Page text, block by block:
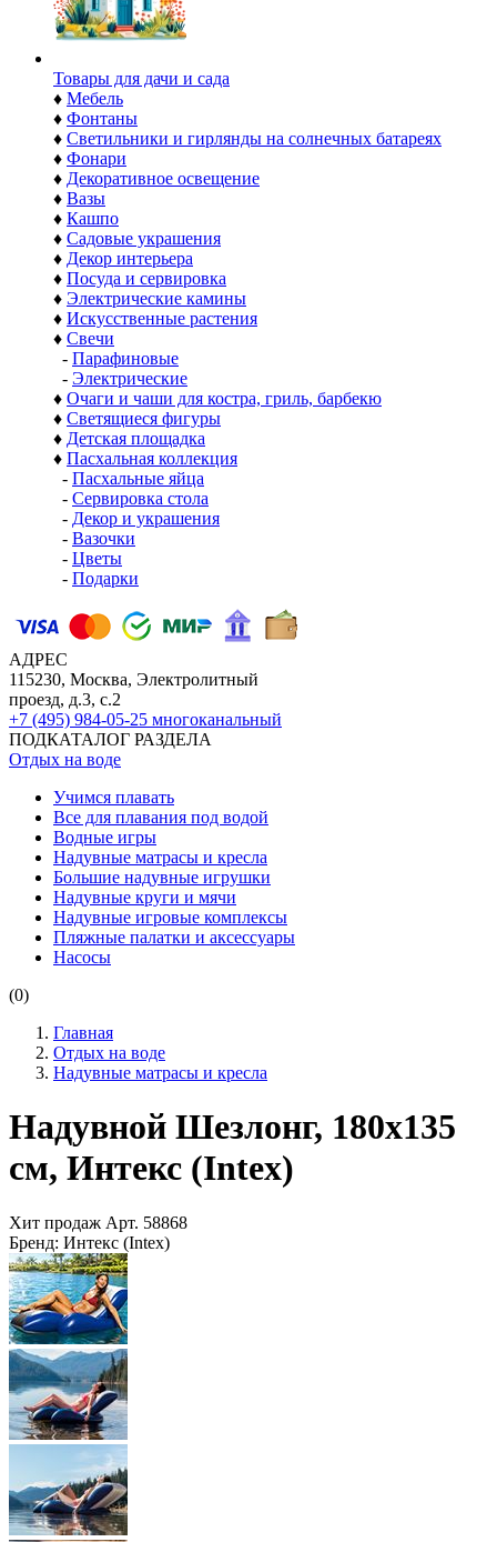
Товары для дачи и сада
♦ Мебель
♦ Фонтаны
♦ Светильники и гирлянды на солнечных батареях
♦ Фонари
♦ Декоративное освещение
♦ Вазы
♦ Кашпо
♦ Садовые украшения
♦ Декор интерьера
♦ Посуда и сервировка
♦ Электрические камины
♦ Искусственные растения
♦ Свечи
- Парафиновые
- Электрические
♦ Очаги и чаши для костра, гриль, барбекю
♦ Светящиеся фигуры
♦ Детская площадка
♦ Пасхальная коллекция
- Пасхальные яйца
- Сервировка стола
- Декор и украшения
- Вазочки
- Цветы
- Подарки
АДРЕС
115230, Москва, Электролитный
проезд, д.3, с.2
+7 (495) 984-05-25 многоканальный
ПОДКАТАЛОГ РАЗДЕЛА
Отдых на воде
Учимся плавать
Все для плавания под водой
Водные игры
Надувные матрасы и кресла
Большие надувные игрушки
Надувные круги и мячи
Надувные игровые комплексы
Пляжные палатки и аксессуары
Насосы
(0)
Главная
Отдых на воде
Надувные матрасы и кресла
Надувной Шезлонг, 180х135
см, Интекс (Intex)
Хит продаж Арт. 58868
Бренд: Интекс (Intex)